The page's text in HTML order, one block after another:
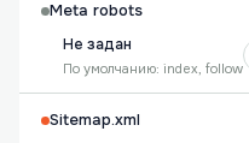
Meta robots
Не задан
По умолчанию: index, follow
Sitemap.xml